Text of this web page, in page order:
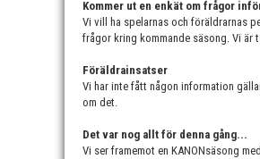
Kommer ut en enkät om frågor
Vi vill ha spelarnas och föräldrarnas
frågor kring kommande säsong. Vi är
Föräldrainsatser
Vi har inte fått någon information
om det.
Det var nog allt för denna gång...
Vi ser framemot en KANONsäsong